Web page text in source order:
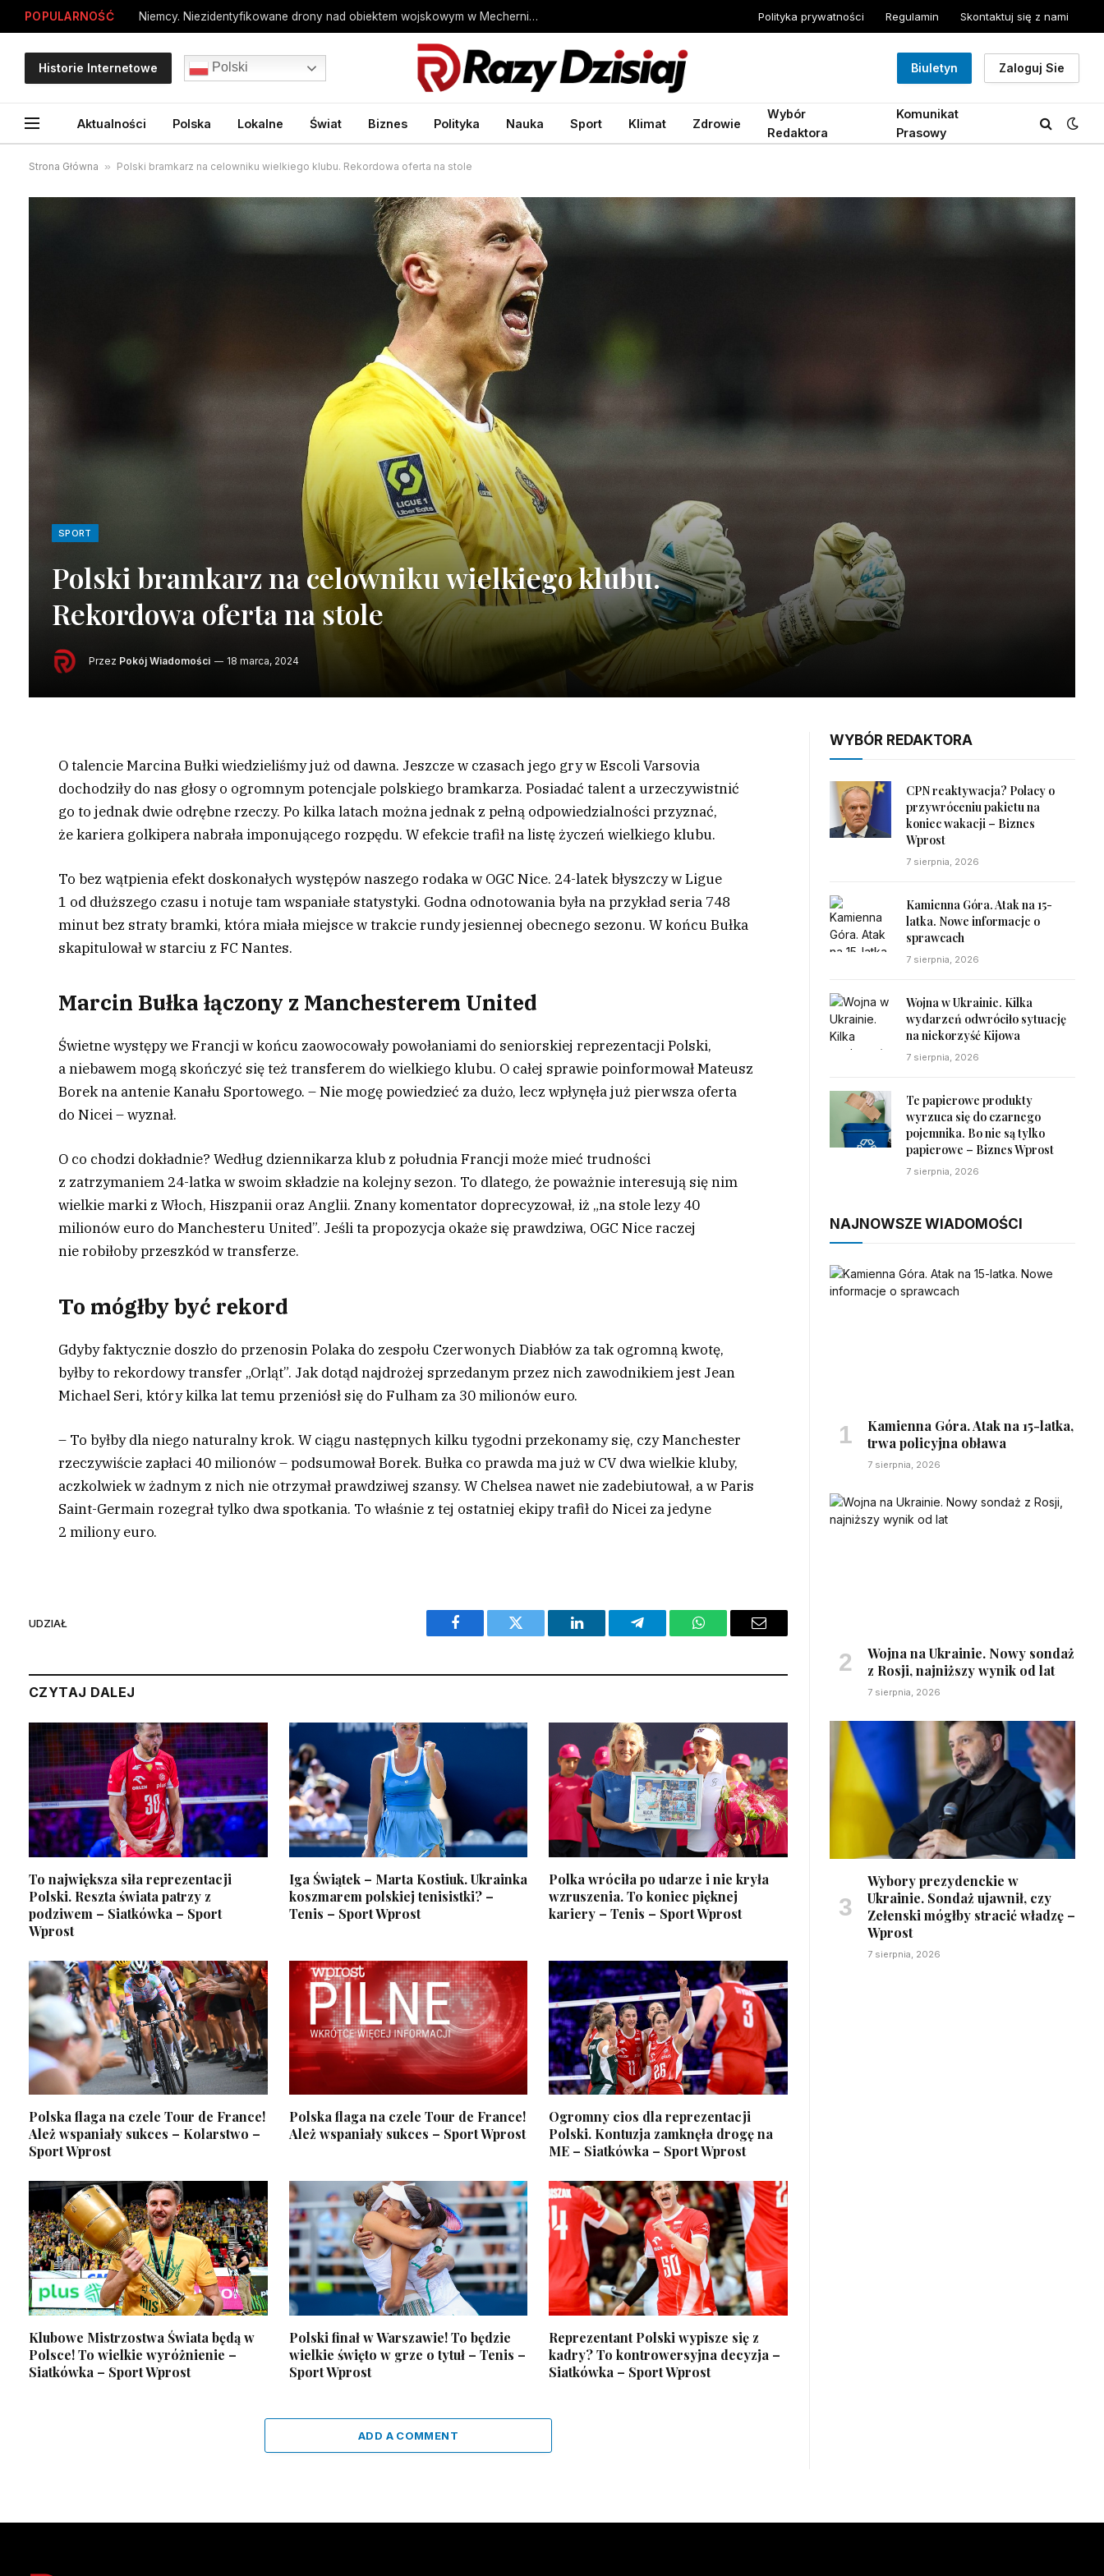
POPULARNOŚĆ Niemcy. Niezidentyfikowane drony nad obiektem wojskowym w Mechernich Polityka prywatności Regulamin Skontaktuj się z nami
Historie Internetowe Polski Biuletyn Zaloguj Sie
Aktualności Polska Lokalne Świat Biznes Polityka Nauka Sport Klimat Zdrowie
Wybór
Redaktora
Komunikat
Prasowy
Strona Główna » Polski bramkarz na celowniku wielkiego klubu. Rekordowa oferta na stole
SPORT
Polski bramkarz na celowniku wielkiego klubu.
Rekordowa oferta na stole
Przez Pokój Wiadomości 18 marca, 2024
O talencie Marcina Bułki wiedzieliśmy już od dawna. Jeszcze w czasach jego gry w Escoli Varsovia
dochodziły do nas głosy o ogromnym potencjale polskiego bramkarza. Posiadać talent a urzeczywistnić
go to jednak dwie odrębne rzeczy. Po kilka latach można jednak z pełną odpowiedzialności przyznać,
że kariera golkipera nabrała imponującego rozpędu. W efekcie trafił na listę życzeń wielkiego klubu.
To bez wątpienia efekt doskonałych występów naszego rodaka w OGC Nice. 24-latek błyszczy w Ligue
1 od dłuższego czasu i notuje tam wspaniałe statystyki. Godna odnotowania była na przykład seria 748
minut bez straty bramki, która miała miejsce w trakcie rundy jesiennej obecnego sezonu. W końcu Bułka
skapitulował w starciu z FC Nantes.
Marcin Bułka łączony z Manchesterem United
Świetne występy we Francji w końcu zaowocowały powołaniami do seniorskiej reprezentacji Polski,
a niebawem mogą skończyć się też transferem do wielkiego klubu. O całej sprawie poinformował Mateusz
Borek na antenie Kanału Sportowego. – Nie mogę powiedzieć za dużo, lecz wpłynęła już pierwsza oferta
do Nicei – wyznał.
O co chodzi dokładnie? Według dziennikarza klub z południa Francji może mieć trudności
z zatrzymaniem 24-latka w swoim składzie na kolejny sezon. To dlatego, że poważnie interesują się nim
wielkie marki z Włoch, Hiszpanii oraz Anglii. Znany komentator doprecyzował, iż „na stole lezy 40
milionów euro do Manchesteru United”. Jeśli ta propozycja okaże się prawdziwa, OGC Nice raczej
nie robiłoby przeszkód w transferze.
To mógłby być rekord
Gdyby faktycznie doszło do przenosin Polaka do zespołu Czerwonych Diabłów za tak ogromną kwotę,
byłby to rekordowy transfer „Orląt”. Jak dotąd najdrożej sprzedanym przez nich zawodnikiem jest Jean
Michael Seri, który kilka lat temu przeniósł się do Fulham za 30 milionów euro.
– To byłby dla niego naturalny krok. W ciągu następnych kilku tygodni przekonamy się, czy Manchester
rzeczywiście zapłaci 40 milionów – podsumował Borek. Bułka co prawda ma już w CV dwa wielkie kluby,
aczkolwiek w żadnym z nich nie otrzymał prawdziwej szansy. W Chelsea nawet nie zadebiutował, a w Paris
Saint-Germain rozegrał tylko dwa spotkania. To właśnie z tej ostatniej ekipy trafił do Nicei za jedyne
2 miliony euro.
UDZIAŁ
Facebook Twitter LinkedIn Telegram WhatsAppEmail
CZYTAJ DALEJ
To największa siła reprezentacji
Polski. Reszta świata patrzy z
podziwem – Siatkówka – Sport
Wprost
Iga Świątek – Marta Kostiuk. Ukrainka
koszmarem polskiej tenisistki? –
Tenis – Sport Wprost
Polka wróciła po udarze i nie kryła
wzruszenia. To koniec pięknej
kariery – Tenis – Sport Wprost
Polska flaga na czele Tour de France!
Ależ wspaniały sukces – Kolarstwo –
Sport Wprost
Polska flaga na czele Tour de France!
Ależ wspaniały sukces – Sport Wprost
Ogromny cios dla reprezentacji
Polski. Kontuzja zamknęła drogę na
ME – Siatkówka – Sport Wprost
Klubowe Mistrzostwa Świata będą w
Polsce! To wielkie wyróżnienie –
Siatkówka – Sport Wprost
Polski finał w Warszawie! To będzie
wielkie święto w grze o tytuł – Tenis –
Sport Wprost
Reprezentant Polski wypisze się z
kadry? To kontrowersyjna decyzja –
Siatkówka – Sport Wprost
ADD A COMMENT
WYBÓR REDAKTORA
CPN reaktywacja? Polacy o
przywróceniu pakietu na
koniec wakacji – Biznes
Wprost
7 sierpnia, 2026
Kamienna Góra. Atak na 15-
latka. Nowe informacje o
sprawcach
7 sierpnia, 2026
Wojna w Ukrainie. Kilka
wydarzeń odwróciło sytuację
na niekorzyść Kijowa
7 sierpnia, 2026
Te papierowe produkty
wyrzuca się do czarnego
pojemnika. Bo nie są tylko
papierowe – Biznes Wprost
7 sierpnia, 2026
NAJNOWSZE WIADOMOŚCI
Kamienna Góra. Atak na 15-latka,
trwa policyjna obława
7 sierpnia, 2026
Wojna na Ukrainie. Nowy sondaż
z Rosji, najniższy wynik od lat
7 sierpnia, 2026
Wybory prezydenckie w
Ukrainie. Sondaż ujawnił, czy
Zełenski mógłby stracić władzę –
Wprost
7 sierpnia, 2026